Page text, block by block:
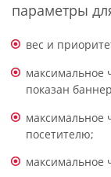
параметры
вес и
максимальное
показан
максимальное
посетителю;
максимальное